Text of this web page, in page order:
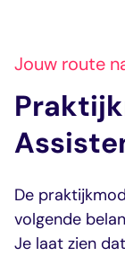
Jouw route
De
volgende
Je laat zien